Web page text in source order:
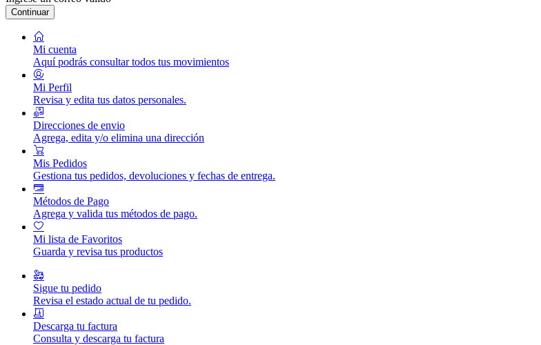
Continuar
Mi cuenta
Aquí podrás consultar todos tus movimientos
Mi Perfil
Revisa y edita tus datos personales.
Direcciones de envio
Agrega, edita y/o elimina una dirección
Mis Pedidos
Gestiona tus pedidos, devoluciones y fechas de entrega.
Métodos de Pago
Agrega y valida tus métodos de pago.
Mi lista de Favoritos
Guarda y revisa tus productos
Sigue tu pedido
Revisa el estado actual de tu pedido.
Descarga tu factura
Consulta y descarga tu factura